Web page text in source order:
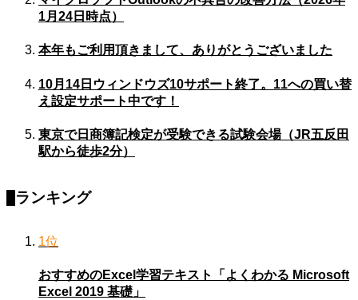
1月24日時点）
本年もご利用頂きまして、ありがとうございました
10月14日ウィンドウズ10サポート終了。11への買い替
え設定サポート中です！
東京で日商簿記検定が受験できる試験会場（JR五反田
駅から徒歩2分）
ランキング
1位
おすすめのExcel学習テキスト「よくわかる Microsoft
Excel 2019 基礎」